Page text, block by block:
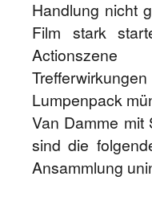
Handlung nicht
Film stark
Actionszene
Lumpenpack
Van Damme mit
sind die
Ansammlung